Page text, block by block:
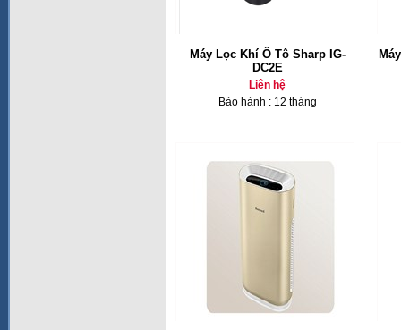
Máy Lọc Khí Ô Tô Sharp IG-
DC2E
Liên hệ
Bảo hành : 12 tháng